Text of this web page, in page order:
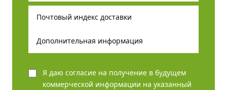
Я даю согласие на получение в будущем
коммерческой информации на указанный